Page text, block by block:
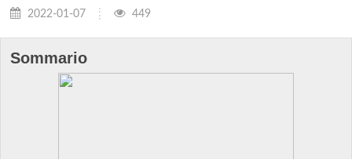
2022-01-07 449
Sommario